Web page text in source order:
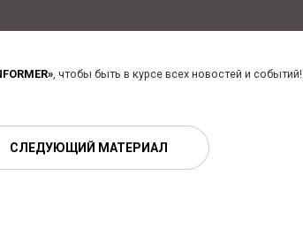
, чтобы быть в курсе всех новостей и событий!
СЛЕДУЮЩИЙ МАТЕРИАЛ